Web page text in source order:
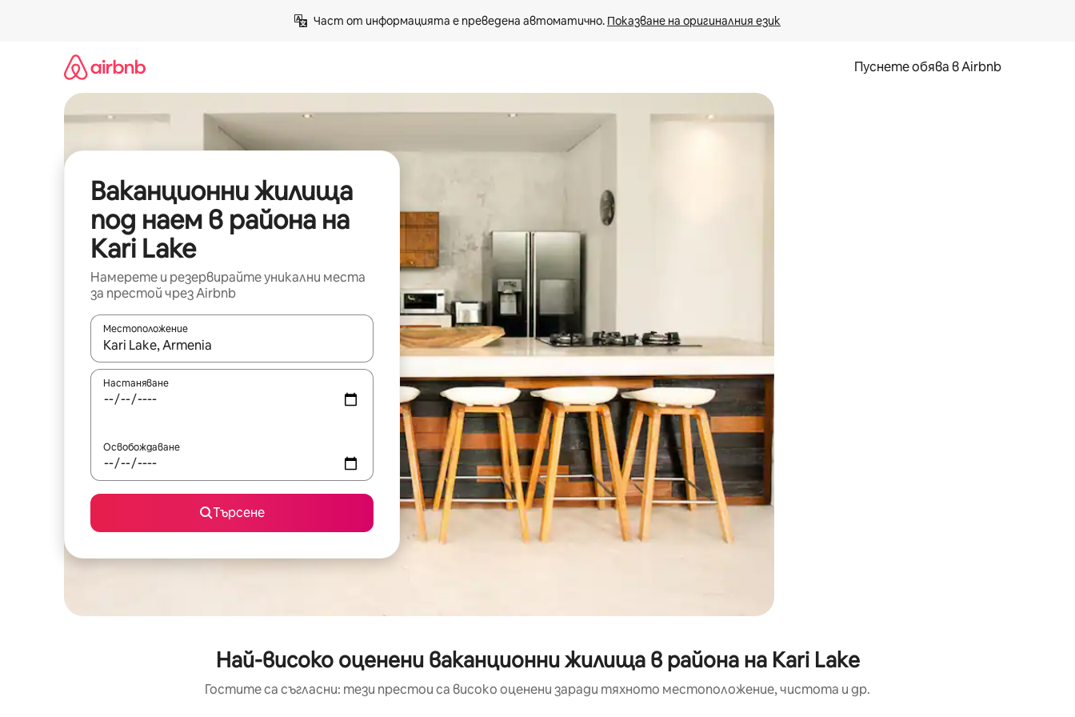
Част от информацията е преведена автоматично. Показване на оригиналния език
Пуснете обява в Airbnb
Ваканционни жилища
под наем в района на
Kari Lake
Намерете и резервирайте уникални места
за престой чрез Airbnb
Местоположение
Когато резултатите се покажат, използвайте клавишите със стрелки нагоре и надолу или навигирайте с докосване или плъзгане.
Настаняване
Освобождаване
Търсене
Най-високо оценени ваканционни жилища в района на Kari Lake
Гостите са съгласни: тези престои са високо оценени заради тяхното местоположение, чистота и др.